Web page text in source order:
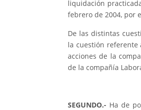
liquidación
febrero de 2004, por
De las distintas
la cuestión referente
acciones de la
de la compañía
SEGUNDO.- Ha de